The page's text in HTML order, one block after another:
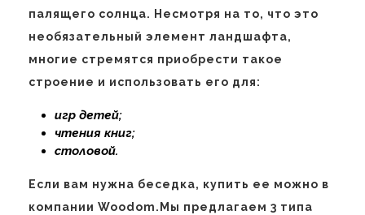
палящего солнца. Несмотря на то, что это
необязательный элемент ландшафта,
многие стремятся приобрести такое
строение и использовать его для:
игр детей;
чтения книг;
столовой.
Если вам нужна беседка, купить ее можно в
компании Woodom.Мы предлагаем 3 типа